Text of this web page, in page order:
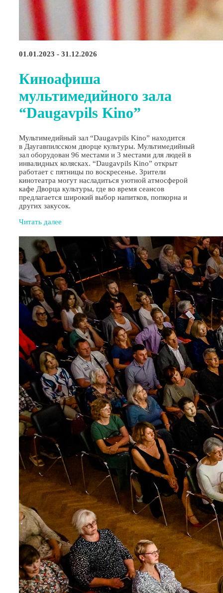
01.01.2023 - 31.12.2026
Киноафиша
мультимедийного зала
“Daugavpils Kino”
Мультимедийный зал “Daugavpils Kino” находится
в Даугавпилсском дворце культуры. Мультимедийный
зал оборудован 96 местами и 3 местами для людей в
инвалидных колясках. “Daugavpils Kino” открыт
работает с пятницы по воскресенье. Зрители
кинотеатра могут насладиться уютной атмосферой
кафе Дворца культуры, где во время сеансов
предлагается широкий выбор напитков, попкорна и
других закусок.
Читать далее